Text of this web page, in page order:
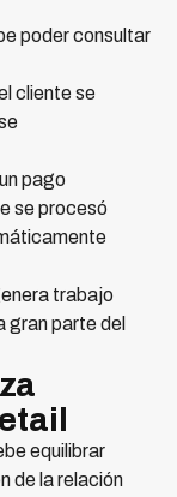
poder consultar
cliente se
pago
se procesó
trabajo
gran parte del
equilibrar
de la relación